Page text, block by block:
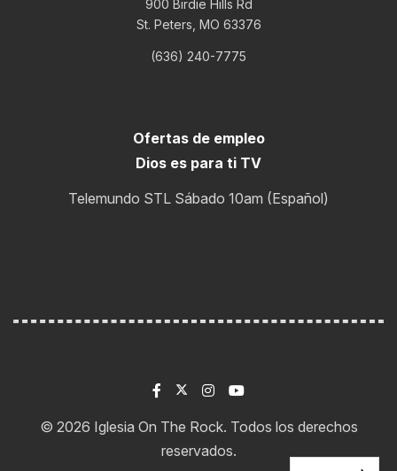
Biblia de un año
900 Birdie Hills Rd
St. Peters, MO 63376
(636) 240-7775
Ofertas de empleo
Dios es para ti TV
Telemundo STL Sábado 10am (Español)
© 2026 Iglesia On The Rock. Todos los derechos
reservados.